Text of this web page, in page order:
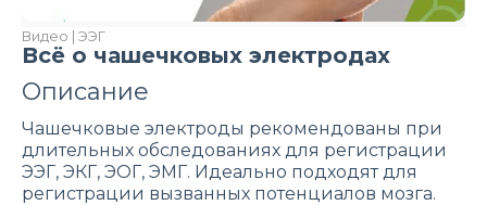
Видео | ЭЭГ
Всё о чашечковых электродах
Описание
Чашечковые электроды рекомендованы при
длительных обследованиях для регистрации
ЭЭГ, ЭКГ, ЭОГ, ЭМГ. Идеально подходят для
регистрации вызванных потенциалов мозга.